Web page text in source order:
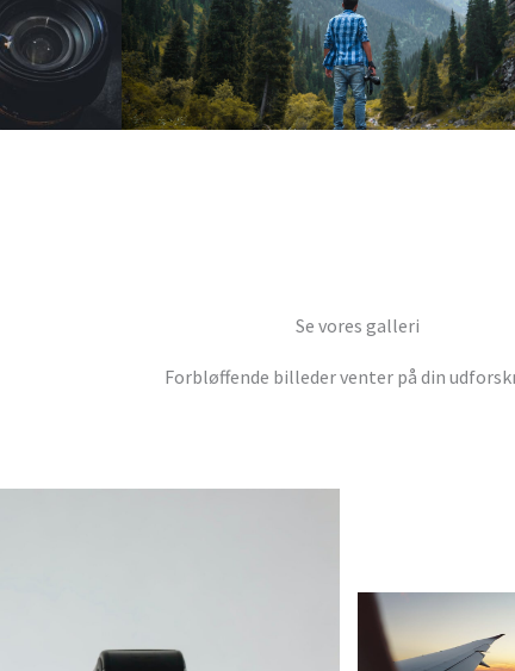
Se vores galleri
Forbløffende billeder venter på din